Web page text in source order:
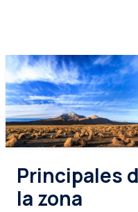
Principales
la zona